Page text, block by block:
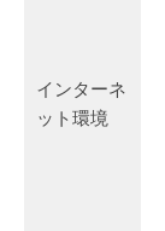
インターネ
ット環境